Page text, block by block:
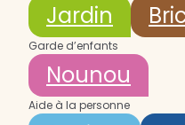
Jardin
Garde d’enfants
Nounou
Aide à la personne